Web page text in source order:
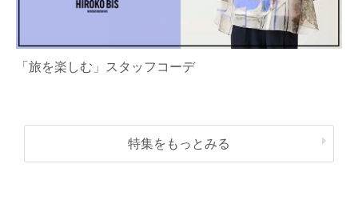
「旅を楽しむ」スタッフコーデ
特集をもっとみる